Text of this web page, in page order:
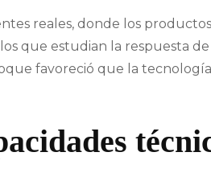
reales, donde los
que estudian la respuesta
favoreció que la